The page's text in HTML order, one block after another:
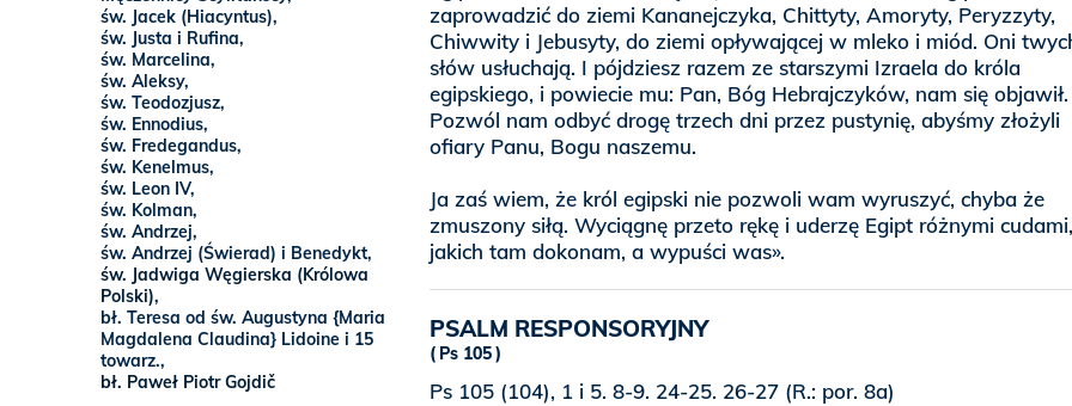
św. Jacek (Hiacyntus),
św. Justa i Rufina,
św. Marcelina,
św. Aleksy,
św. Teodozjusz,
św. Ennodius,
św. Fredegandus,
św. Kenelmus,
św. Leon IV,
św. Kolman,
św. Andrzej,
św. Andrzej (Świerad) i Benedykt,
św. Jadwiga Węgierska (Królowa
Polski),
bł. Teresa od św. Augustyna {Maria
Magdalena Claudina} Lidoine i 15
towarz.,
bł. Paweł Piotr Gojdič
zaprowadzić do ziemi Kananejczyka, Chittyty, Amoryty, Peryzzyty,
Chiwwity i Jebusyty, do ziemi opływającej w mleko i miód. Oni
słów usłuchają. I pójdziesz razem ze starszymi Izraela do króla
egipskiego, i powiecie mu: Pan, Bóg Hebrajczyków, nam się objawił.
Pozwól nam odbyć drogę trzech dni przez pustynię, abyśmy złożyli
ofiary Panu, Bogu naszemu.
Ja zaś wiem, że król egipski nie pozwoli wam wyruszyć, chyba że
zmuszony siłą. Wyciągnę przeto rękę i uderzę Egipt różnymi cudami,
jakich tam dokonam, a wypuści was».
PSALM RESPONSORYJNY
Ps 105
Ps 105 (104), 1 i 5. 8-9. 24-25. 26-27 (R.: por. 8a)